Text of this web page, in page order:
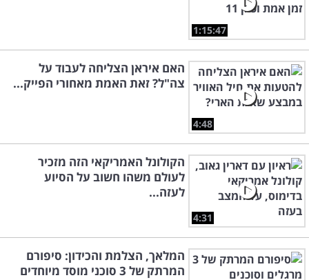
1:15:47
4:48
האם איראן הצליחה לעבוד על
צה"ל? זאת האמת מאחורי הפייק...
4:31
הקולונל האמריקאי הזה מזכיר
לעולם משהו חשוב על הסיוע
לעזה...
המלאך, הצלמת והכידון: סיפורם
המרתק של 3 סוכני מוסד מיוחדים